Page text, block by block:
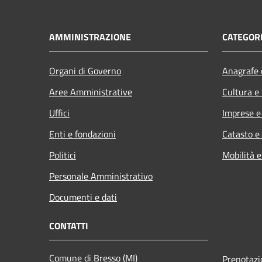
AMMINISTRAZIONE
Organi di Governo
Aree Amministrative
Uffici
Enti e fondazioni
Politici
Personale Amministrativo
Documenti e dati
Cultura
Imprese
Catasto
Mobilità
CONTATTI
Comune di Bresso (MI)